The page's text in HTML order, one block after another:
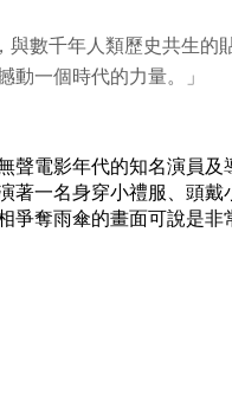
，與數千年人類歷史共生的
動一個時代的力量。」
聲電影年代的知名演員及
著一名身穿小禮服、頭戴
爭奪雨傘的畫面可說是非